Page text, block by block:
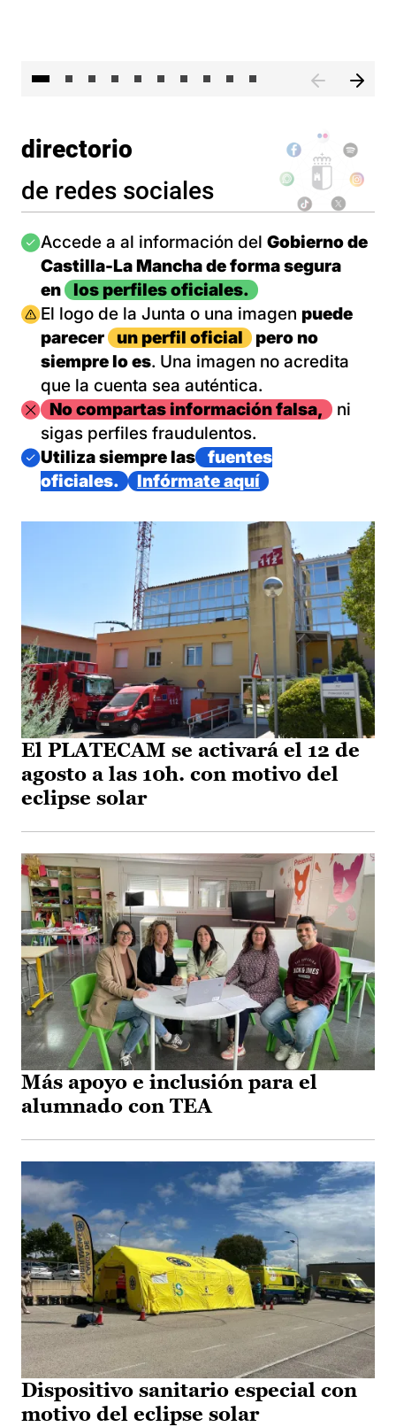
directorio
de redes sociales
Imagen
Accede a al información del Gobierno de
Castilla-La Mancha de forma segura
en
los perfiles oficiales.
Imagen
El logo de la Junta o una imagen puede
parecer
un perfil oficial
pero no
siempre lo es. Una imagen no acredita
que la cuenta sea auténtica.
ImagenNo compartas información falsa,
ni
sigas perfiles fraudulentos.
Imagen
Utiliza siempre las
fuentes
oficiales.
Infórmate aquí
El PLATECAM se activará el 12 de
agosto a las 10h. con motivo del
eclipse solar
Más apoyo e inclusión para el
alumnado con TEA
Dispositivo sanitario especial con
motivo del eclipse solar